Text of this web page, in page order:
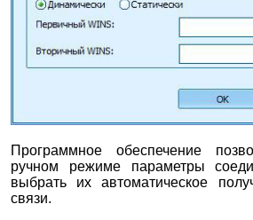
Программное обеспечение
ручном режиме параметры
выбрать их автоматическое
связи.